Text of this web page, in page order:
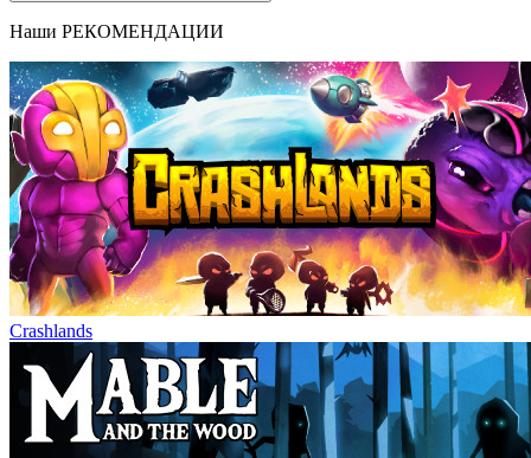
Наши РЕКОМЕНДАЦИИ
Crashlands